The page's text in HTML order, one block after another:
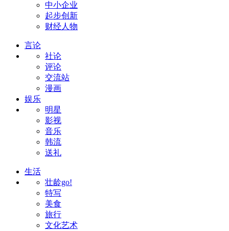
中小企业
起步创新
财经人物
言论
社论
评论
交流站
漫画
娱乐
明星
影视
音乐
韩流
送礼
生活
壮龄go!
特写
美食
旅行
文化艺术